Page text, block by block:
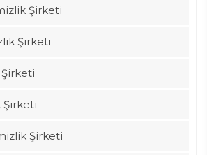
Şirketi
Şirketi
Şirketi
Şirketi